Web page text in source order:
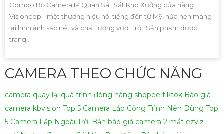
Combo Bộ Camera IP Quan Sát Sát Kho Xưởng của hãng
Visioncop - một thương hiệu nổi tiếng đến từ Mỹ, hứa hẹn mang
lại hình ảnh sắc nét và chất lượng vượt trội. Sản phẩm được
trang...
CAMERA THEO CHỨC NĂNG
camera quay lại quá trình đóng hàng shopee tiktok Báo giá
camera kbvision Top 5 Camera Lắp Công Trình Nên Dùng Top
5 Camera Lắp Ngoài Trời Bản báo giá camera 2 mắt ezviz